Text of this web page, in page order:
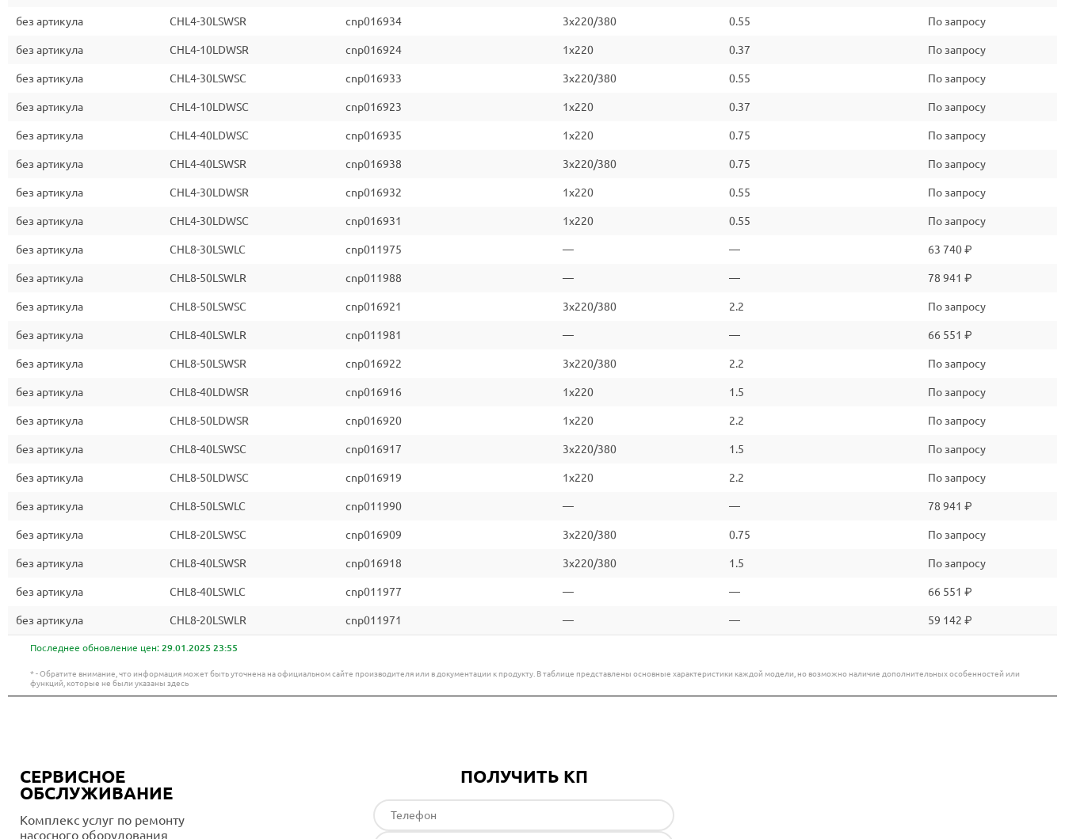
без артикула CHL4-30LSWSR cnp016934 3x220/380 0.55 По запросу
без артикула CHL4-10LDWSR cnp016924 1x220 0.37 По запросу
без артикула CHL4-30LSWSC cnp016933 3x220/380 0.55 По запросу
без артикула CHL4-10LDWSC cnp016923 1x220 0.37 По запросу
без артикула CHL4-40LDWSC cnp016935 1x220 0.75 По запросу
без артикула CHL4-40LSWSR cnp016938 3x220/380 0.75 По запросу
без артикула CHL4-30LDWSR cnp016932 1x220 0.55 По запросу
без артикула CHL4-30LDWSC cnp016931 1x220 0.55 По запросу
без артикула CHL8-30LSWLC cnp011975 — — 63 740 ₽
без артикула CHL8-50LSWLR cnp011988 — — 78 941 ₽
без артикула CHL8-50LSWSC cnp016921 3x220/380 2.2 По запросу
без артикула CHL8-40LSWLR cnp011981 — — 66 551 ₽
без артикула CHL8-50LSWSR cnp016922 3x220/380 2.2 По запросу
без артикула CHL8-40LDWSR cnp016916 1x220 1.5 По запросу
без артикула CHL8-50LDWSR cnp016920 1x220 2.2 По запросу
без артикула CHL8-40LSWSC cnp016917 3x220/380 1.5 По запросу
без артикула CHL8-50LDWSC cnp016919 1x220 2.2 По запросу
без артикула CHL8-50LSWLC cnp011990 — — 78 941 ₽
без артикула CHL8-20LSWSC cnp016909 3x220/380 0.75 По запросу
без артикула CHL8-40LSWSR cnp016918 3x220/380 1.5 По запросу
без артикула CHL8-40LSWLC cnp011977 — — 66 551 ₽
без артикула CHL8-20LSWLR cnp011971 — — 59 142 ₽
Последнее обновление цен: 29.01.2025 23:55
* - Обратите внимание, что информация может быть уточнена на официальном сайте производителя или в документации к продукту. В таблице представлены основные характеристики каждой модели, но возможно наличие дополнительных особенностей или
функций, которые не были указаны здесь
СЕРВИСНОЕ
ОБСЛУЖИВАНИЕ
Комплекс услуг по ремонту
насосного оборудования
ПОЛУЧИТЬ КП